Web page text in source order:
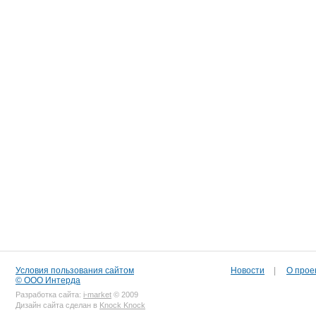
Условия пользования сайтом
© ООО Интерда
Разработка сайта: i-market © 2009
Дизайн сайта сделан в Knock Knock
Новости О